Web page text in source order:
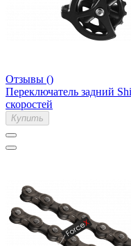
Отзывы ()
Переключатель задний
скоростей
Купить